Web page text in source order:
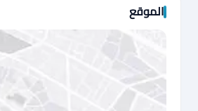
الموقع